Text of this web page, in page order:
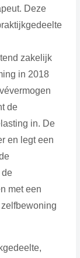
Deze
zakelijk
in 2018
de
in. De
en legt een
de
met een